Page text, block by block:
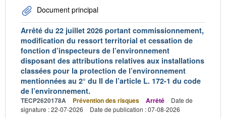
Document principal
Arrêté du 22 juillet 2026 portant commissionnement,
modification du ressort territorial et cessation de
fonction d’inspecteurs de l’environnement
disposant des attributions relatives aux installations
classées pour la protection de l’environnement
mentionnées au 2° du II de l’article L. 172-1 du code
de l’environnement.
TECP2620178A Prévention des risques Arrêté
Date de
signature : 22-07-2026
Date de publication : 07-08-2026